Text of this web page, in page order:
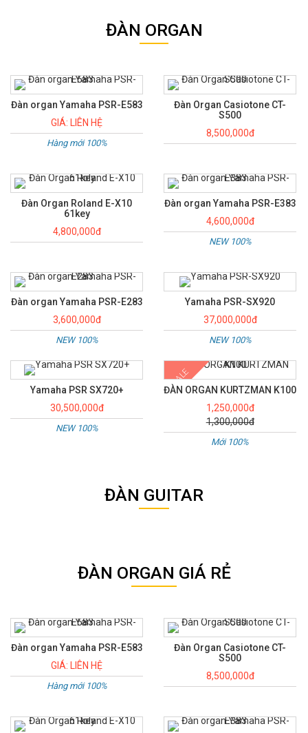
ĐÀN ORGAN
Đàn organ Yamaha PSR-E583
GIÁ: LIÊN HỆ
Hàng mới 100%
Đàn Organ Casiotone CT-
S500
8,500,000đ
Đàn Organ Roland E-X10
61key
4,800,000đ
Đàn organ Yamaha PSR-E383
4,600,000đ
NEW 100%
Đàn organ Yamaha PSR-E283
3,600,000đ
NEW 100%
Yamaha PSR-SX920
37,000,000đ
NEW 100%
Yamaha PSR SX720+
30,500,000đ
NEW 100%
SALE
ĐÀN ORGAN KURTZMAN K100
1,250,000đ
1,300,000đ
Mới 100%
ĐÀN GUITAR
ĐÀN ORGAN GIÁ RẺ
Đàn organ Yamaha PSR-E583
GIÁ: LIÊN HỆ
Hàng mới 100%
Đàn Organ Casiotone CT-
S500
8,500,000đ